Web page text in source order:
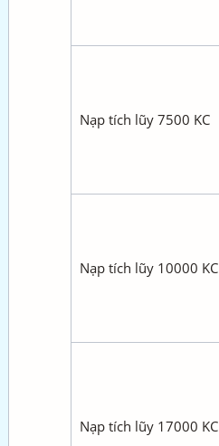
Nạp tích lũy 7500 KC
Nạp tích lũy 10000 KC
Nạp tích lũy 17000 KC